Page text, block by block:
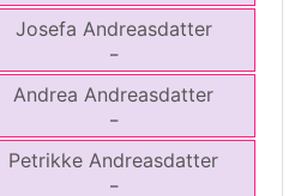
Josefa Andreasdatter
–
Andrea Andreasdatter
–
Petrikke Andreasdatter
–